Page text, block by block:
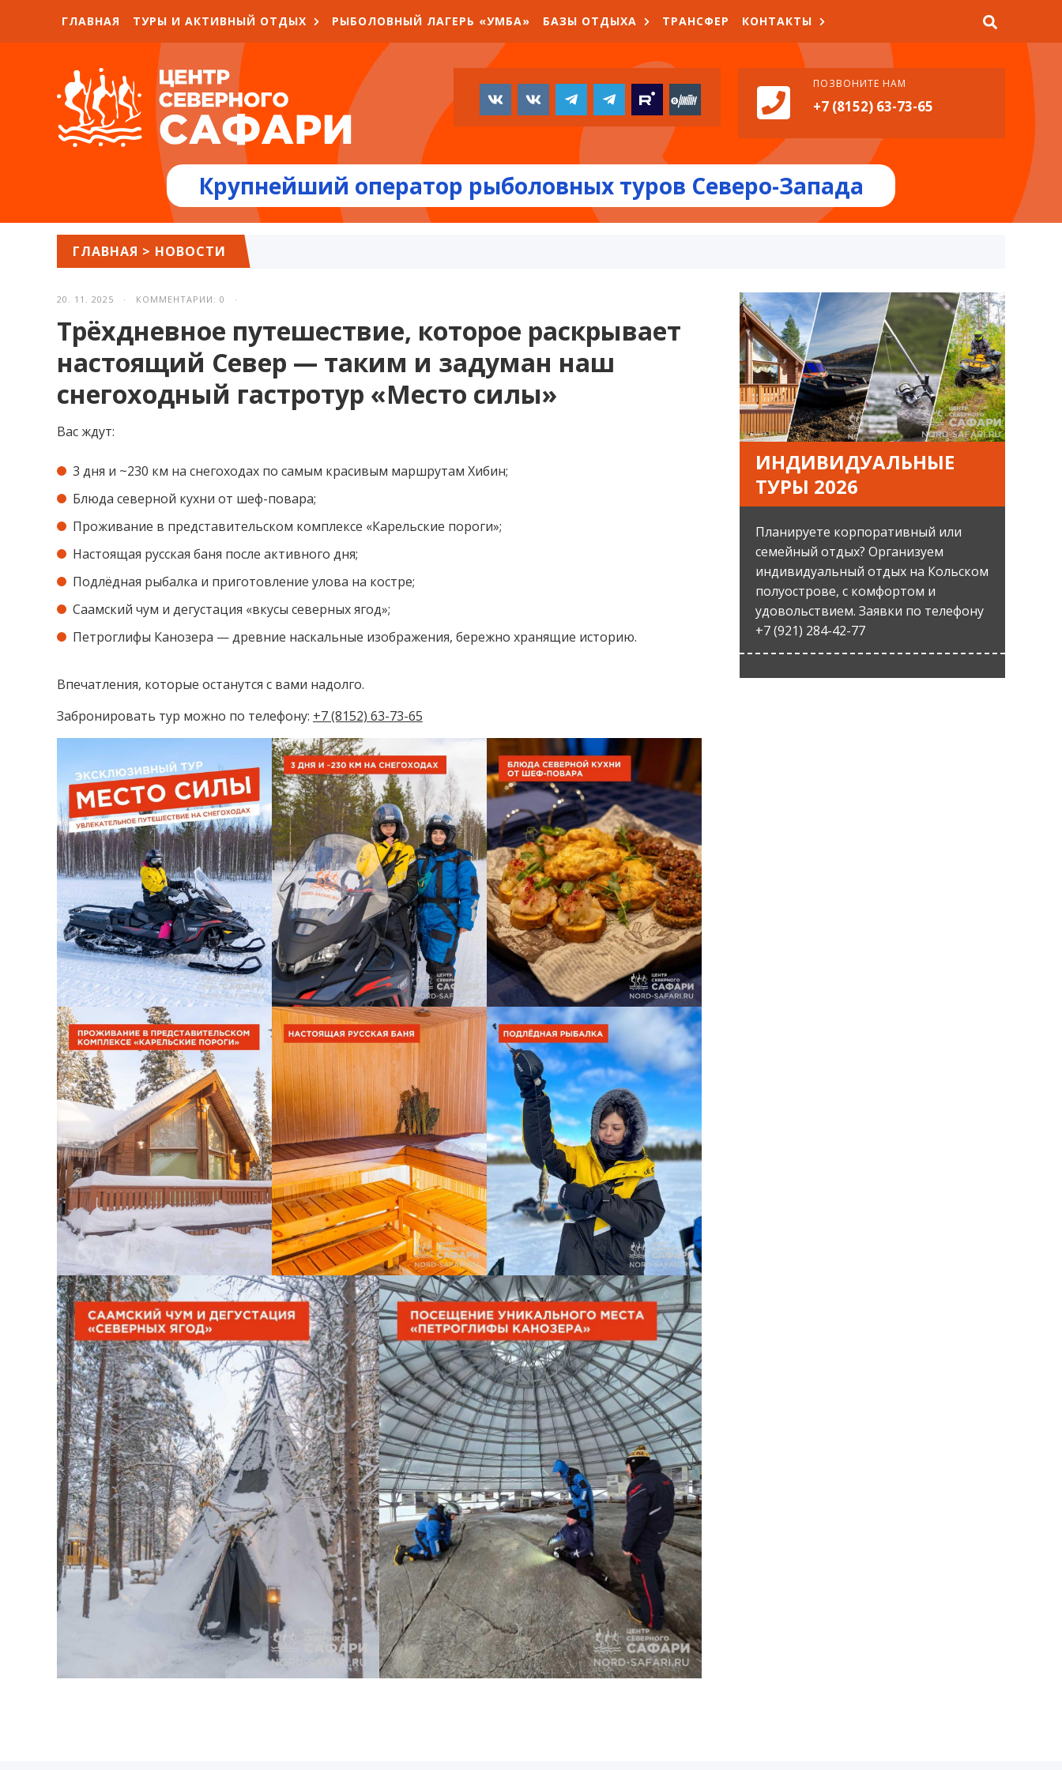
ГЛАВНАЯ ТУРЫ И АКТИВНЫЙ ОТДЫХ РЫБОЛОВНЫЙ ЛАГЕРЬ «УМБА» БАЗЫ ОТДЫХА ТРАНСФЕР КОНТАКТЫ
ПОЗВОНИТЕ НАМ
+7 (8152) 63-73-65
Крупнейший оператор рыболовных туров Северо-Запада
ГЛАВНАЯ > НОВОСТИ
20. 11. 2025 · КОММЕНТАРИИ: 0 ·
Трёхдневное путешествие, которое раскрывает
настоящий Север — таким и задуман наш
снегоходный гастротур «Место силы»
Вас ждут:
3 дня и ~230 км на снегоходах по самым красивым маршрутам Хибин;
Блюда северной кухни от шеф-повара;
Проживание в представительском комплексе «Карельские пороги»;
Настоящая русская баня после активного дня;
Подлёдная рыбалка и приготовление улова на костре;
Саамский чум и дегустация «вкусы северных ягод»;
Петроглифы Канозера — древние наскальные изображения, бережно хранящие историю.
Впечатления, которые останутся с вами надолго.
Забронировать тур можно по телефону: +7 (8152) 63-73-65
ИНДИВИДУАЛЬНЫЕ
ТУРЫ 2026
Планируете корпоративный или
семейный отдых? Организуем
индивидуальный отдых на Кольском
полуострове, с комфортом и
удовольствием. Заявки по телефону
+7 (921) 284-42-77